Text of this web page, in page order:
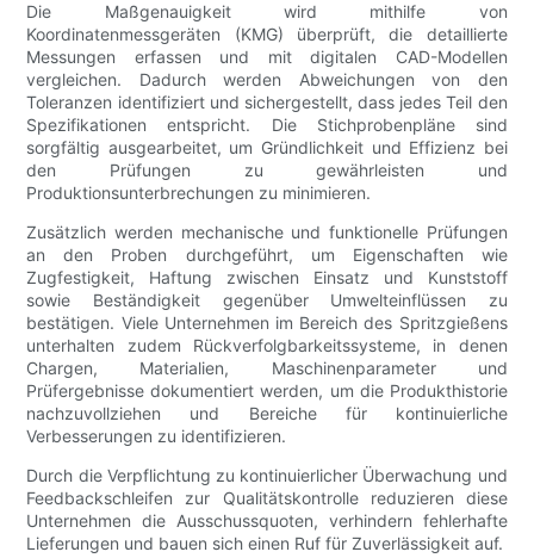
Die Maßgenauigkeit wird mithilfe von
Koordinatenmessgeräten (KMG) überprüft, die detaillierte
Messungen erfassen und mit digitalen CAD-Modellen
vergleichen. Dadurch werden Abweichungen von den
Toleranzen identifiziert und sichergestellt, dass jedes Teil den
Spezifikationen entspricht. Die Stichprobenpläne sind
sorgfältig ausgearbeitet, um Gründlichkeit und Effizienz bei
den Prüfungen zu gewährleisten und
Produktionsunterbrechungen zu minimieren.
Zusätzlich werden mechanische und funktionelle Prüfungen
an den Proben durchgeführt, um Eigenschaften wie
Zugfestigkeit, Haftung zwischen Einsatz und Kunststoff
sowie Beständigkeit gegenüber Umwelteinflüssen zu
bestätigen. Viele Unternehmen im Bereich des Spritzgießens
unterhalten zudem Rückverfolgbarkeitssysteme, in denen
Chargen, Materialien, Maschinenparameter und
Prüfergebnisse dokumentiert werden, um die Produkthistorie
nachzuvollziehen und Bereiche für kontinuierliche
Verbesserungen zu identifizieren.
Durch die Verpflichtung zu kontinuierlicher Überwachung und
Feedbackschleifen zur Qualitätskontrolle reduzieren diese
Unternehmen die Ausschussquoten, verhindern fehlerhafte
Lieferungen und bauen sich einen Ruf für Zuverlässigkeit auf.